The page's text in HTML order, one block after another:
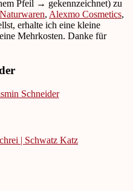
Pfeil → gekennzeichnet) zu
, Alexmo Cosmetics,
erhalte ich eine kleine
Mehrkosten. Danke für